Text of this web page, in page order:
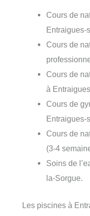
Cours de
Entraigues-
Cours de
Cours de
à
Cours de
Entraigues-
Cours de
(3-4
Soins de
la-Sorgue.
Les piscines à